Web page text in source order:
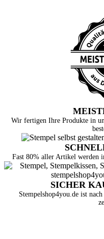
Wir fertigen Ihre Produkte in
Fast 80% aller Artikel werden
SICHER
Stempelshop4you.de ist